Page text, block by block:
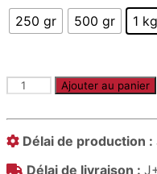
250 gr
500 gr 1 kg
quantité
Légumes
séchés
Ajouter au panier
Délai de production :
Délai de livraison :